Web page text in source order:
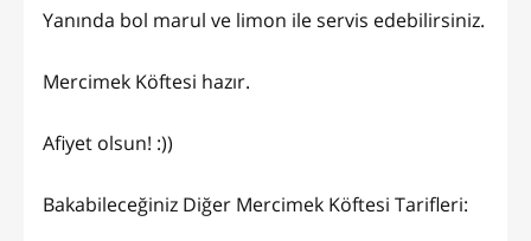
Yanında bol marul ve limon ile servis edebilirsiniz.
Mercimek Köftesi hazır.
Afiyet olsun! :))
Bakabileceğiniz Diğer Mercimek Köftesi Tarifleri: